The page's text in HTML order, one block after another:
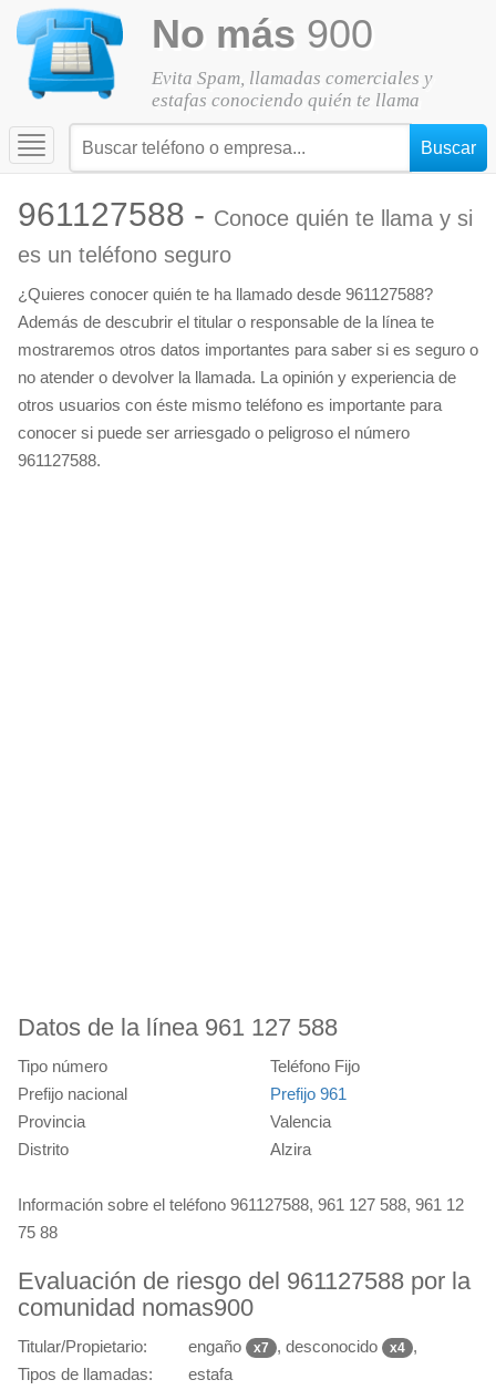
No más 900
Evita Spam, llamadas comerciales y
estafas conociendo quién te llama
Toggle
navigation
961127588 - Conoce quién te llama y si
es un teléfono seguro
¿Quieres conocer quién te ha llamado desde 961127588?
Además de descubrir el titular o responsable de la línea te
mostraremos otros datos importantes para saber si es seguro o
no atender o devolver la llamada. La opinión y experiencia de
otros usuarios con éste mismo teléfono es importante para
conocer si puede ser arriesgado o peligroso el número
961127588.
Datos de la línea 961 127 588
Tipo número
Teléfono Fijo
Prefijo nacional
Prefijo 961
Provincia
Valencia
Distrito
Alzira
Información sobre el teléfono 961127588, 961 127 588, 961 12
75 88
Evaluación de riesgo del 961127588 por la
comunidad nomas900
Titular/Propietario: engaño x7 , desconocido x4 ,
Tipos de llamadas:
estafa